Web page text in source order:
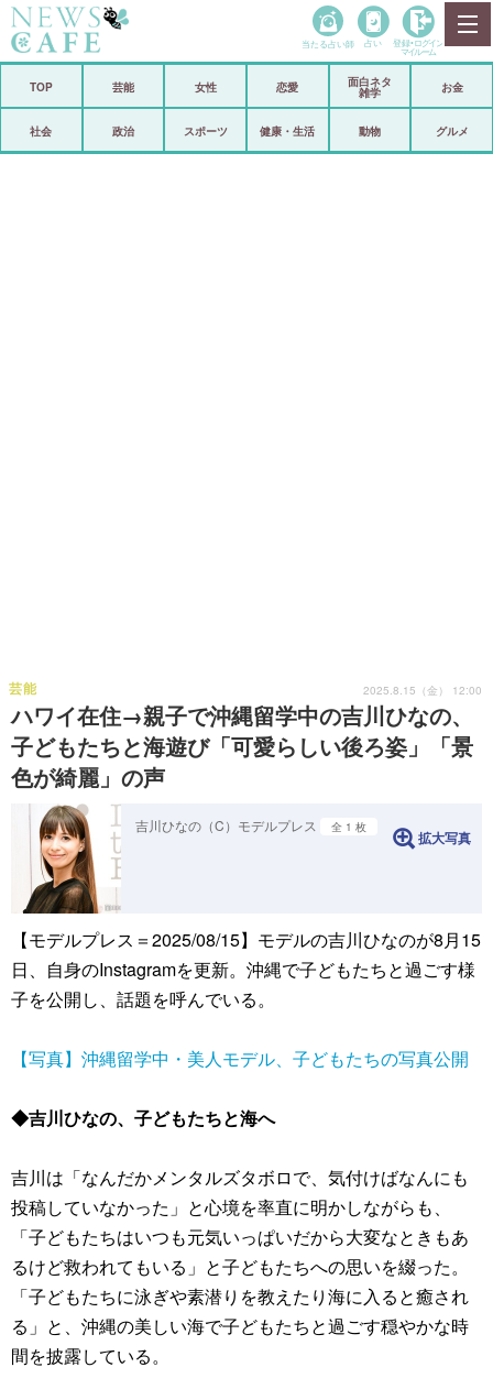
政治
当たる占い師 占い 登録• ログイン
マイルーム
TOP 芸能 女性 恋愛
面白ネタ
雑学
お金
社会 政治 スポーツ 健康・生活 動物 グルメ
ハワイ在住→親子で沖縄留学中の吉川ひなの、
子どもたちと海遊び「可愛らしい後ろ姿」「景
色が綺麗」の声
芸能 2025.8.15（金） 12:00
吉川ひなの（C）モデルプレス 全 1 枚
拡大写真
【モデルプレス＝2025/08/15】モデルの吉川ひなのが8月15
日、自身のInstagramを更新。沖縄で子どもたちと過ごす様
子を公開し、話題を呼んでいる。
【写真】沖縄留学中・美人モデル、子どもたちの写真公開
◆吉川ひなの、子どもたちと海へ
吉川は「なんだかメンタルズタボロで、気付けばなんにも
投稿していなかった」と心境を率直に明かしながらも、
「子どもたちはいつも元気いっぱいだから大変なときもあ
るけど救われてもいる」と子どもたちへの思いを綴った。
「子どもたちに泳ぎや素潜りを教えたり海に入ると癒され
る」と、沖縄の美しい海で子どもたちと過ごす穏やかな時
間を披露している。